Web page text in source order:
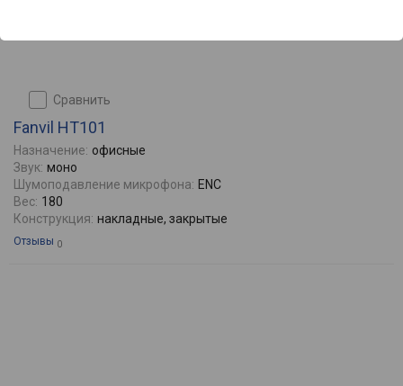
сравнить
Fanvil HT101
Назначение: офисные
Звук: моно
Шумоподавление микрофона: ENC
Вес: 180
Конструкция: накладные, закрытые
Отзывы 0